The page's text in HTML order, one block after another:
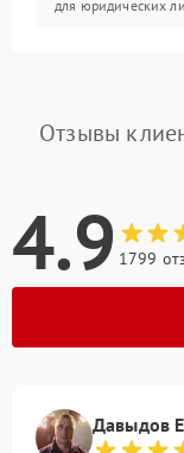
для юридических
Отзывы
4.9 1799
Давыдов